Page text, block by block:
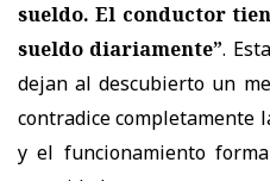
sueldo. El conductor
sueldo diariamente”.
dejan al descubierto un
contradice completamente
y el funcionamiento